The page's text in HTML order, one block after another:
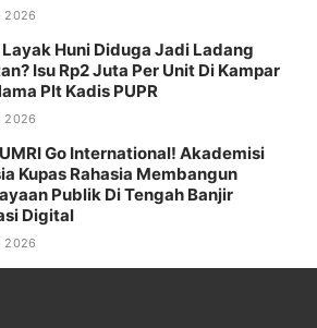
2026
Layak Huni Diduga Jadi Ladang
Isu Rp2 Juta Per Unit Di Kampar
Plt Kadis PUPR
2026
Go International! Akademisi
Kupas Rahasia Membangun
Publik Di Tengah Banjir
Digital
2026